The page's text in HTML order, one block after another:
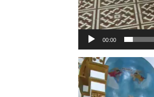
00:00